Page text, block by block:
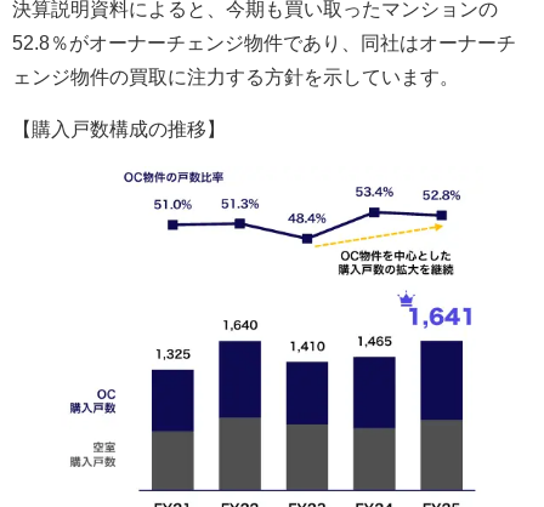
決算説明資料によると、今期も買い取ったマンションの
52.8％がオーナーチェンジ物件であり、同社はオーナーチ
ェンジ物件の買取に注力する方針を示しています。
【購入戸数構成の推移】